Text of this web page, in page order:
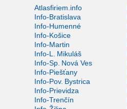
Atlasfiriem.info
Info-Bratislava
Info-Humenné
Info-Košice
Info-Martin
Info-L. Mikuláš
Info-Sp. Nová Ves
Info-Piešťany
Info-Pov. Bystrica
Info-Prievidza
Info-Trenčín